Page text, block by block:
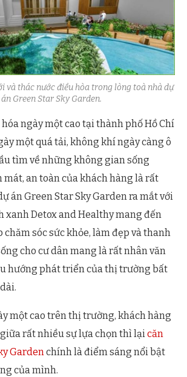
và thác nước điều hòa trong lòng toà nhà dự
án Green Star Sky Garden.
ngày một cao tại thành phố Hồ Chí
một quá tải, không khí ngày càng ô
tìm về những không gian sống
an toàn của khách hàng là rất
án Green Star Sky Garden ra mắt với
xanh Detox and Healthy mang đến
sóc sức khỏe, làm đẹp và thanh
cho cư dân mang là rất nhân văn
hướng phát triển của thị trường bất
một cao trên thị trường, khách hàng
rất nhiều sự lựa chọn thì lạicăn
Gardenchính là điểm sáng nổi bật
của mình.